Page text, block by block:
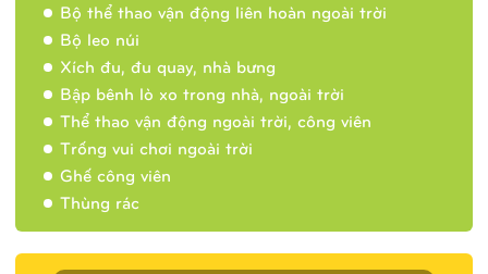
Bộ thể thao vận động liên hoàn ngoài trời
Bộ leo núi
Xích đu, đu quay, nhà bưng
Bập bênh lò xo trong nhà, ngoài trời
Thể thao vận động ngoài trời, công viên
Trống vui chơi ngoài trời
Ghế công viên
Thùng rác